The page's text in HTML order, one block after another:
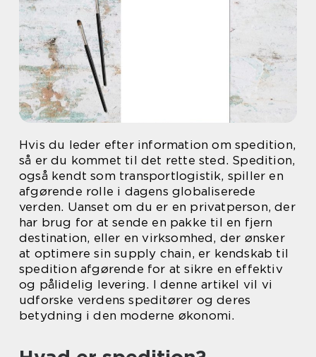
Hvis du leder efter information om spedition,
så er du kommet til det rette sted. Spedition,
også kendt som transportlogistik, spiller en
afgørende rolle i dagens globaliserede
verden. Uanset om du er en privatperson, der
har brug for at sende en pakke til en fjern
destination, eller en virksomhed, der ønsker
at optimere sin supply chain, er kendskab til
spedition afgørende for at sikre en effektiv
og pålidelig levering. I denne artikel vil vi
udforske verdens speditører og deres
betydning i den moderne økonomi.